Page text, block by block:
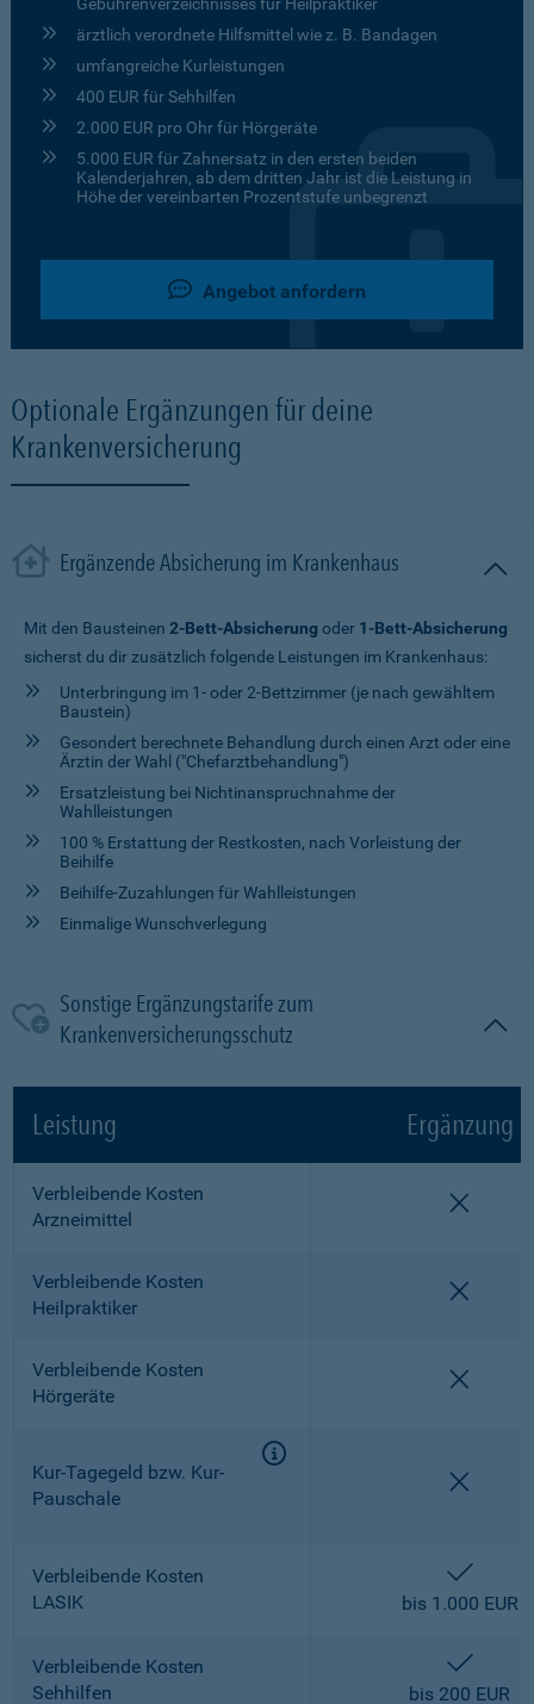
ärztlich verordnete Hilfsmittel wie z. B. Bandagen
umfangreiche Kurleistungen
400 EUR für Sehhilfen
2.000 EUR pro Ohr für Hörgeräte
5.000 EUR für Zahnersatz in den ersten beiden
Kalenderjahren, ab dem dritten Jahr ist die Leistung in
Höhe der vereinbarten Prozentstufe unbegrenzt
Angebot anfordern
Optionale Ergänzungen für deine
Krankenversicherung
Ergänzende Absicherung im Krankenhaus
Mit den Bausteinen 2-Bett-Absicherung oder 1-Bett-Absicherung
sicherst du dir zusätzlich folgende Leistungen im Krankenhaus:
Unterbringung im 1- oder 2-Bettzimmer (je nach gewähltem
Baustein)
Gesondert berechnete Behandlung durch einen Arzt oder eine
Ärztin der Wahl ("Chefarztbehandlung")
Ersatzleistung bei Nichtinanspruchnahme der
Wahlleistungen
100 % Erstattung der Restkosten, nach Vorleistung der
Beihilfe
Beihilfe-Zuzahlungen für Wahlleistungen
Einmalige Wunschverlegung
Sonstige Ergänzungstarife zum
Krankenversicherungsschutz
Leistung Ergänzung
Verbleibende Kosten
Arzneimittel
Verbleibende Kosten
Heilpraktiker
Verbleibende Kosten
Hörgeräte
Kur-Tagegeld bzw. Kur-
Pauschale
Verbleibende Kosten
LASIK
bis 1.000 EUR
Verbleibende Kosten
Sehhilfen
bis 200 EUR